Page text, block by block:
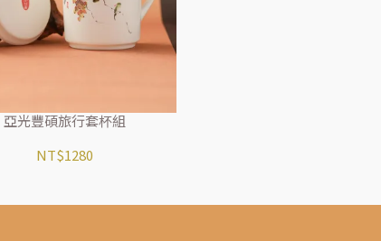
亞光豐碩旅行套杯組
NT$1280